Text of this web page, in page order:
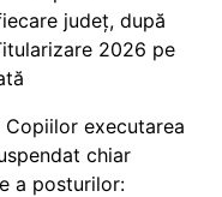
județ, după
2026 pe
Copiilor executarea
chiar
a posturilor: